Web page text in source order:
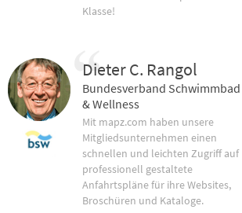
Klasse!
Dieter C. Rangol
Bundesverband Schwimmbad
& Wellness
Mit mapz.com haben unsere
Mitgliedsunternehmen einen
schnellen und leichten Zugriff auf
professionell gestaltete
Anfahrtspläne für ihre Websites,
Broschüren und Kataloge.